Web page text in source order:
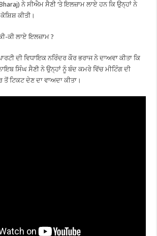
ਨੇ ਸੀਐਮ ਸੈਣੀ ‘ਤੇ ਇਲਜ਼ਾਮ ਲਾਏ ਹਨ ਕਿ ਉਨ੍ਹਾਂ ਨੇ
ਕੀਤੀ।
ਕੀ ਲਾਏ ਇਲਜ਼ਾਮ ?
ਦੀ ਵਿਧਾਇਕ ਨਰਿੰਦਰ ਕੌਰ ਭਰਾਜ ਨੇ ਦਾਅਵਾ ਕੀਤਾ ਕਿ
ਸਿੰਘ ਸੈਣੀ ਨੇ ਉਨ੍ਹਾਂ ਨੂੰ ਬੰਦ ਕਮਰੇ ਵਿੱਚ ਮੀਟਿੰਗ ਦੀ
ਟਿਕਟ ਦੇਣ ਦਾ ਵਾਅਦਾ ਕੀਤਾ।